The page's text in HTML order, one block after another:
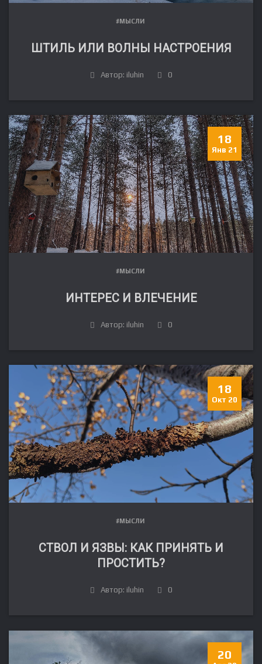
#МЫСЛИ
ШТИЛЬ ИЛИ ВОЛНЫ НАСТРОЕНИЯ
Автор: iluhin 0
18
Янв 21
#МЫСЛИ
ИНТЕРЕС И ВЛЕЧЕНИЕ
Автор: iluhin 0
18
Окт 20
#МЫСЛИ
СТВОЛ И ЯЗВЫ: КАК ПРИНЯТЬ И
ПРОСТИТЬ?
Автор: iluhin 0
20